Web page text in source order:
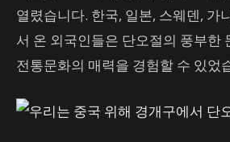
열렸습니다. 한국, 일본, 스웨덴, 가
서 온 외국인들은 단오절의 풍부한
전통문화의 매력을 경험할 수 있었